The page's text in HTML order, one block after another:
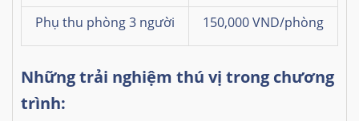
Phụ thu phòng 3 người 150,000 VND/phòng
Những trải nghiệm thú vị trong chương
trình: